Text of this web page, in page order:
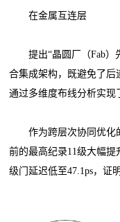
在金属互连层
提出“晶圆厂（Fab）
合集成架构，既避免了后
通过多维度布线分析实现
作为跨层次协同优化的
前的最高纪录11级大幅提
级门延迟低至47.1ps，证